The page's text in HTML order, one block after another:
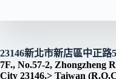
23146新北市新店區中正路
7F., No.57-2, Zhongzheng
City 23146,> Taiwan